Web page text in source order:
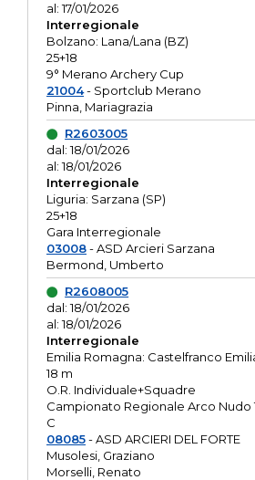
al: 17/01/2026
Interregionale
Bolzano: Lana/Lana (BZ)
25+18
9° Merano Archery Cup
21004- Sportclub Merano
Pinna, Mariagrazia
R2603005
dal: 18/01/2026
al: 18/01/2026
Interregionale
Liguria: Sarzana (SP)
25+18
Gara Interregionale
03008- ASD Arcieri Sarzana
Bermond, Umberto
R2608005
dal: 18/01/2026
al: 18/01/2026
Interregionale
Emilia Romagna: Castelfranco
18 m
O.R. Individuale+Squadre
Campionato Regionale Arco Nudo
C
08085- ASD ARCIERI DEL FORTE
Musolesi, Graziano
Morselli, Renato